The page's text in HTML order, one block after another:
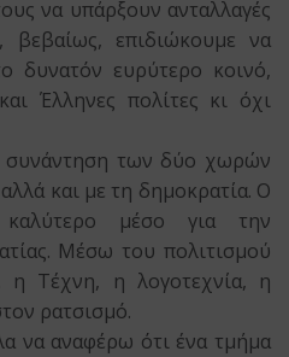
να υπάρξουν ανταλλαγές
βεβαίως, επιδιώκουμε να
δυνατόν ευρύτερο κοινό,
Έλληνες πολίτες κι όχι
συνάντηση των δύο χωρών
και με τη δημοκρατία. Ο
καλύτερο μέσο για την
Μέσω του πολιτισμού
η Τέχνη, η λογοτεχνία, η
ρατσισμό.
να αναφέρω ότι ένα τμήμα